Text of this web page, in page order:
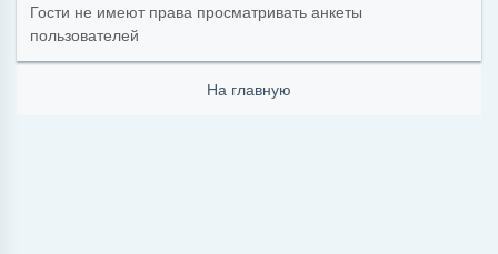
Гости не имеют права просматривать анкеты
пользователей
На главную